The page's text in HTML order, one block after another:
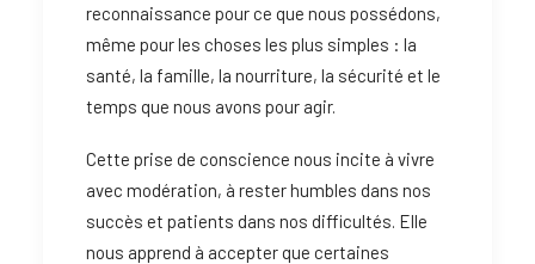
reconnaissance pour ce que nous possédons,
même pour les choses les plus simples : la
santé, la famille, la nourriture, la sécurité et le
temps que nous avons pour agir.
Cette prise de conscience nous incite à vivre
avec modération, à rester humbles dans nos
succès et patients dans nos difficultés. Elle
nous apprend à accepter que certaines